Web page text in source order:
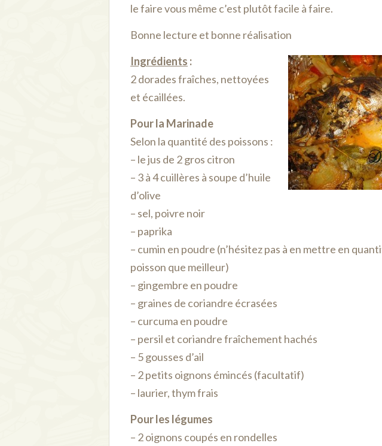
le faire vous même c’est plutôt facile à faire.
Bonne lecture et bonne réalisation
Ingrédients :
2 dorades fraîches, nettoyées
et écaillées.
Pour la Marinade
Selon la quantité des poissons :
– le jus de 2 gros citron
– 3 à 4 cuillères à soupe d’huile
d’olive
– sel, poivre noir
– paprika
– cumin en poudre (n’hésitez pas à en mettre en
poisson que meilleur)
– gingembre en poudre
– graines de coriandre écrasées
– curcuma en poudre
– persil et coriandre fraîchement hachés
– 5 gousses d’ail
– 2 petits oignons émincés (facultatif)
– laurier, thym frais
Pour les légumes
– 2 oignons coupés en rondelles